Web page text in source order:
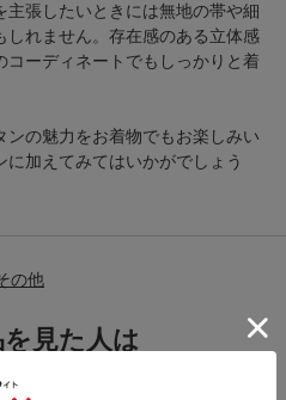
張したいときには無地の帯や細
れません。存在感のある立体感
コーディネートでもしっかりと着
の魅力をお着物でもお楽しみい
加えてみてはいかがでしょう
の他
見た人は